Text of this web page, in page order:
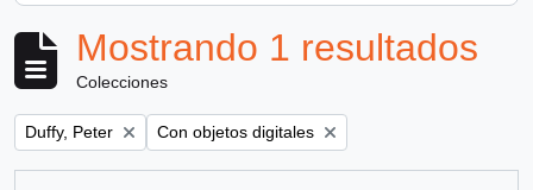
Mostrando 1 resultados
Colecciones
Remove filter:
Duffy, Peter Remove filter:
Con objetos digitales